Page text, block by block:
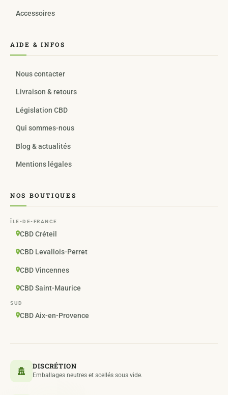
Accessoires
AIDE & INFOS
Nous contacter
Livraison & retours
Législation CBD
Qui sommes-nous
Blog & actualités
Mentions légales
NOS BOUTIQUES
ÎLE-DE-FRANCE
CBD Créteil
CBD Levallois-Perret
CBD Vincennes
CBD Saint-Maurice
SUD
CBD Aix-en-Provence
DISCRÉTION
Emballages neutres et scellés sous vide.